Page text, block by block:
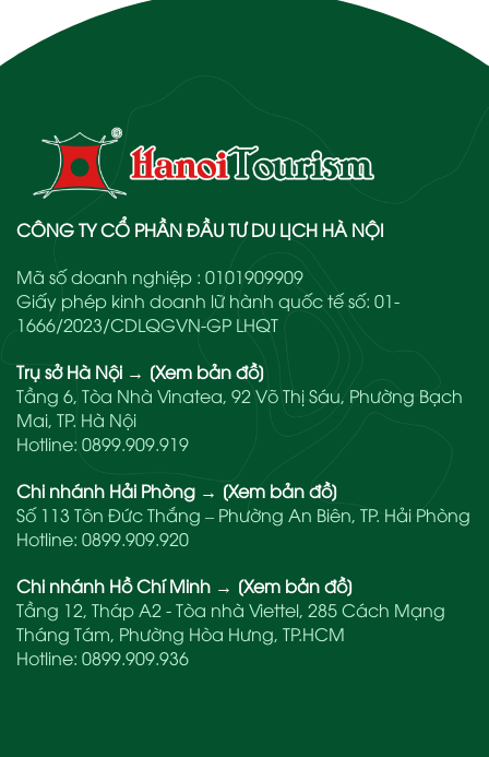
CÔNG TY CỔ PHẦN ĐẦU TƯ DU LỊCH HÀ NỘI
Mã số doanh nghiệp : 0101909909
Giấy phép kinh doanh lữ hành quốc tế số: 01-
1666/2023/CDLQGVN-GP LHQT
Trụ sở Hà Nội → [Xem bản đồ]
Tầng 6, Tòa Nhà Vinatea, 92 Võ Thị Sáu, Phường Bạch
Mai, TP. Hà Nội
Hotline: 0899.909.919
Chi nhánh Hải Phòng → [Xem bản đồ]
Số 113 Tôn Đức Thắng – Phường An Biên, TP. Hải Phòng
Hotline: 0899.909.920
Chi nhánh Hồ Chí Minh → [Xem bản đồ]
Tầng 12, Tháp A2 - Tòa nhà Viettel, 285 Cách Mạng
Tháng Tám, Phường Hòa Hưng, TP.HCM
Hotline: 0899.909.936